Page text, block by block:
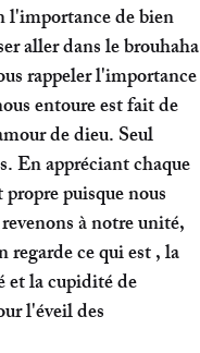
l'importance de bien
aller dans le brouhaha
rappeler l'importance
entoure est fait de
de dieu. Seul
En appréciant chaque
puisque nous
à notre unité,
regarde ce qui est , la
et la cupidité de
l'éveil des